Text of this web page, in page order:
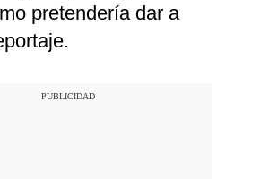
pretendería dar a